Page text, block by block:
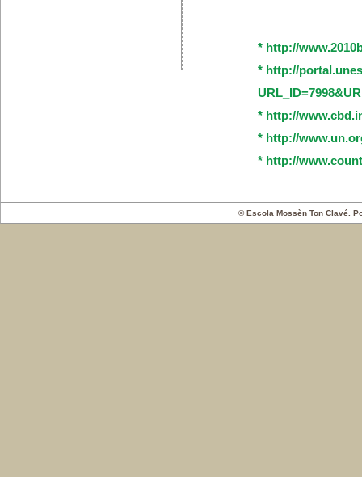
* http://
* http://
* http://
* http://
* http://
© Escola Mossèn Ton